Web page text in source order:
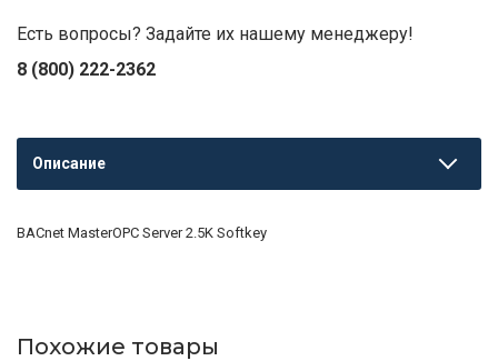
Есть вопросы? Задайте их нашему менеджеру!
8 (800) 222-2362
Описание
BACnet MasterOPC Server 2.5K Softkey
Похожие товары